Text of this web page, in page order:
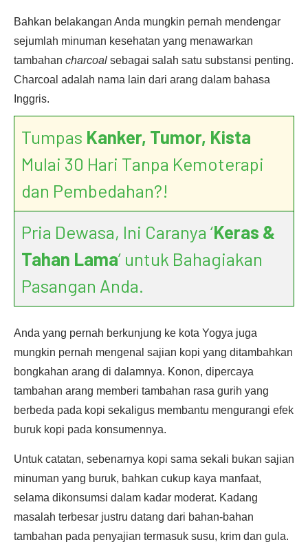
Bahkan belakangan Anda mungkin pernah mendengar
sejumlah minuman kesehatan yang menawarkan
tambahan charcoal sebagai salah satu substansi penting.
Charcoal adalah nama lain dari arang dalam bahasa
Inggris.
Tumpas Kanker, Tumor, Kista
Mulai 30 Hari Tanpa Kemoterapi
dan Pembedahan?!
Pria Dewasa, Ini Caranya ‘Keras &
Tahan Lama’ untuk Bahagiakan
Pasangan Anda.
Anda yang pernah berkunjung ke kota Yogya juga
mungkin pernah mengenal sajian kopi yang ditambahkan
bongkahan arang di dalamnya. Konon, dipercaya
tambahan arang memberi tambahan rasa gurih yang
berbeda pada kopi sekaligus membantu mengurangi efek
buruk kopi pada konsumennya.
Untuk catatan, sebenarnya kopi sama sekali bukan sajian
minuman yang buruk, bahkan cukup kaya manfaat,
selama dikonsumsi dalam kadar moderat. Kadang
masalah terbesar justru datang dari bahan-bahan
tambahan pada penyajian termasuk susu, krim dan gula.